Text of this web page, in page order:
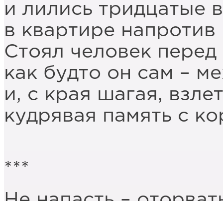
и лились тридцатые
в квартире
Стоял человек
как будто он сам –
и, с края шагая,
кудрявая память с
***